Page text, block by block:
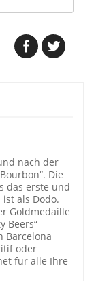
nach der
Die
das erste und
als Dodo.
Goldmedaille
Beers“
Barcelona
oder
für alle Ihre